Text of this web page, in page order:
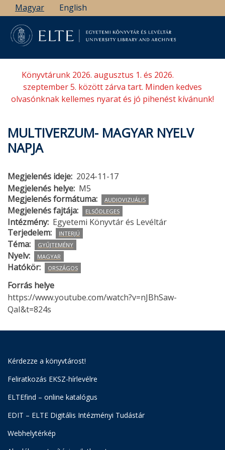
Ugrás
a
tartalomra
Magyar English
Könyvtárunk 2026. augusztus 1. és 2026.
szeptember 5. között zárva tart. Minden kedves
olvasónknak kellemes nyarat és jó pihenést kívánunk!
MULTIVERZUM- MAGYAR NYELV
NAPJA
Megjelenés ideje 2024-11-17
Megjelenés helye M5
Megjelenés formátuma
AUDIOVIZUÁLIS
Megjelenés fajtája ELSŐDLEGES
Intézmény Egyetemi Könyvtár és Levéltár
Terjedelem
INTERJÚ
Téma GYŰJTEMÉNY
Nyelv MAGYAR
Hatókör ORSZÁGOS
Forrás helye
https://www.youtube.com/watch?v=nJBhSaw-
QaI&t=824s
Kérdezze a könyvtárost!
Feliratkozás EKSZ-hírlevélre
ELTEfind – online katalógus
EDIT – ELTE Digitális Intézményi Tudástár
Webhelytérkép